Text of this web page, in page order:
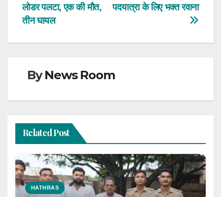
navigation
पदयात्रा के लिए भक्त रवाना
लोडर पलटा, एक की मौत,
तीन घायल
ByNews Room
Related Post
HATHRAS